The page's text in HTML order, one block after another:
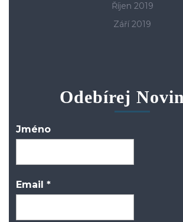
Říjen 2019
Září 2019
Odebírej
Jméno
Email *